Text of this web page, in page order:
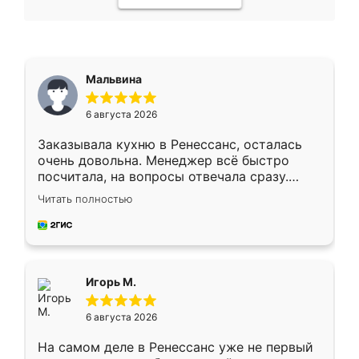
Мальвина
6 августа 2026
Заказывала кухню в Ренессанс, осталась
очень довольна. Менеджер всё быстро
посчитала, на вопросы отвечала сразу.
Замерщик приехал в субботу, подошёл к
делу со всей ответственностью. Собрали
за день, ребята работали аккуратно, даже
Читать полностью
Игорь М.
6 августа 2026
На самом деле в Ренессанс уже не первый